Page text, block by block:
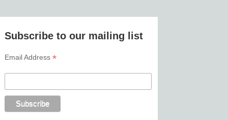
Subscribe to our mailing list
Email Address*